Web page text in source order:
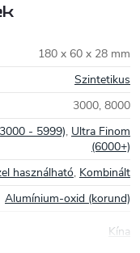
180 x 60 x 28 mm
Szintetikus
3000, 8000
- 5999), Ultra Finom
(6000+)
használható, Kombinált
Alumínium-oxid (korund)
Kína